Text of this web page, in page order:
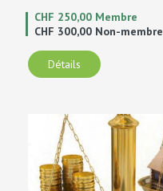
CHF 250,00 Membre
CHF 300,00 Non-membre
Détails